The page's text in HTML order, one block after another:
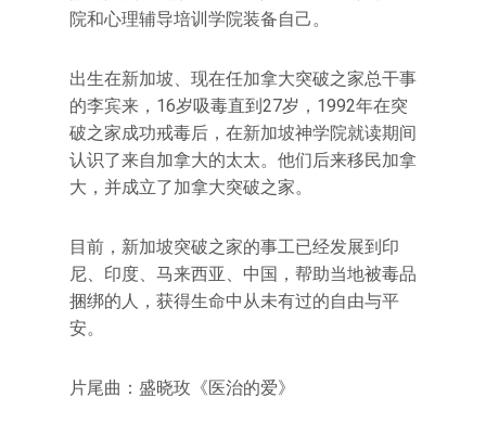
院和心理辅导培训学院装备自己。
出生在新加坡、现在任加拿大突破之家总干事
的李宾来，16岁吸毒直到27岁，1992年在突
破之家成功戒毒后，在新加坡神学院就读期间
认识了来自加拿大的太太。他们后来移民加拿
大，并成立了加拿大突破之家。
目前，新加坡突破之家的事工已经发展到印
尼、印度、马来西亚、中国，帮助当地被毒品
捆绑的人，获得生命中从未有过的自由与平
安。
片尾曲：盛晓玫《医治的爱》